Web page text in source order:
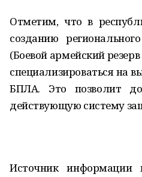
Отметим, что в
созданию
(Боевой армейский
специализироваться на
БПЛА. Это позволит
действующую систему
Источник